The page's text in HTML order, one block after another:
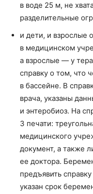
в воде 25 м, не
разделительные
и дети, и взрослые
в медицинском
а взрослые — у
справку о том, что
в бассейне. В
врача, указаны
и энтеробиоз. На
3 печати:
медицинского
документ, а также
ее доктора.
предъявить
указан срок